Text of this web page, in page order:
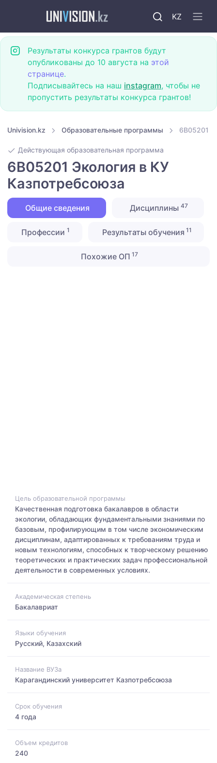
KZ
Результаты конкурса грантов будут
опубликованы до 10 августа на этой
странице.
Подписывайтесь на наш instagram, чтобы не
пропустить результаты конкурса грантов!
Univision.kz Образовательные программы 6B05201
Действующая образовательная программа
6B05201 Экология в КУ
Казпотребсоюза
Общие сведения Дисциплины 47
Профессии1 Результаты обучения 11
Похожие ОП 17
Цель образовательной программы
Качественная подготовка бакалавров в области
экологии, обладающих фундаментальными знаниями по
базовым, профилирующим в том числе экономическим
дисциплинам, адаптированных к требованиям труда и
новым технологиям, способных к творческому решению
теоретических и практических задач профессиональной
деятельности в современных условиях.
Академическая степень
Бакалавриат
Языки обучения
Русский, Казахский
Название ВУЗа
Карагандинский университет Казпотребсоюза
Срок обучения
4 года
Объем кредитов
240